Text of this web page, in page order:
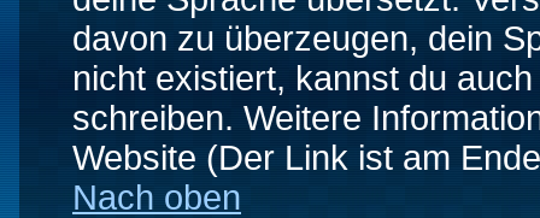
davon zu überzeugen, dein
nicht existiert, kannst du
schreiben. Weitere
Website (Der Link ist am
Nach oben